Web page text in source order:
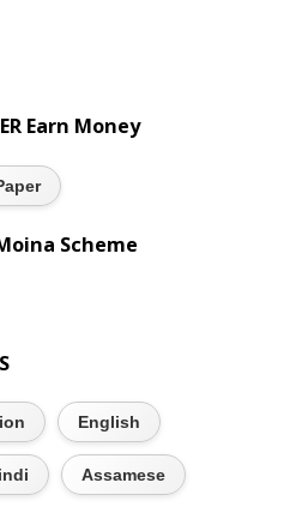
Earn Money
Scheme
English
Assamese